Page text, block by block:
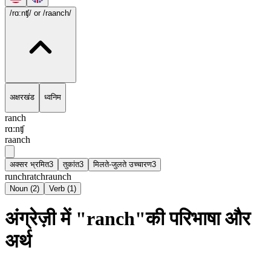
/rɑ:nʧ/ or /raanch/
अक्षरखंड ध्वनिम
ranch
rɑ:nʧ
raanch
अक्सर भ्रमित3 तुकांत3 मिलते-जुलते उच्चारण3
runchratchraunch
Noun (2) Verb (1)
अंग्रेज़ी में "ranch"की परिभाषा और
अर्थ